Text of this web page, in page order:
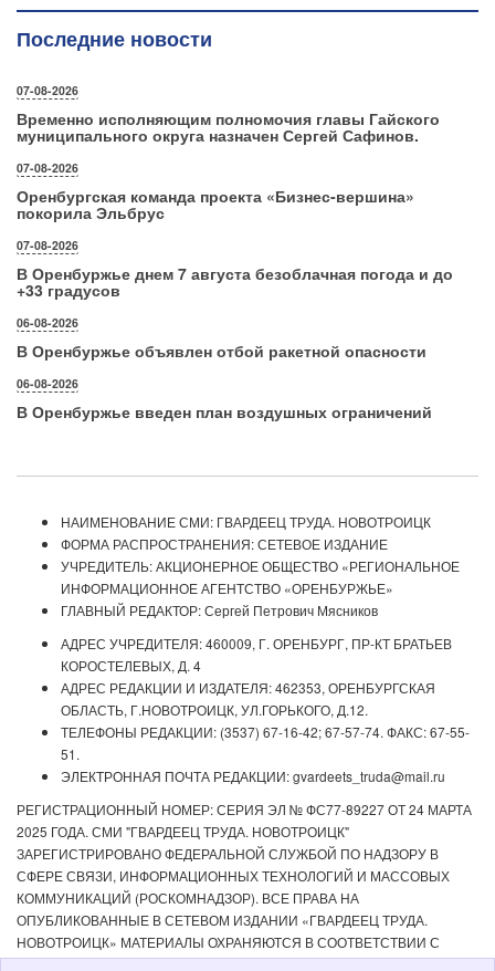
Последние новости
07-08-2026
Временно исполняющим полномочия главы Гайского
муниципального округа назначен Сергей Сафинов.
07-08-2026
Оренбургская команда проекта «Бизнес‑вершина»
покорила Эльбрус
07-08-2026
В Оренбуржье днем 7 августа безоблачная погода и до
+33 градусов
06-08-2026
В Оренбуржье объявлен отбой ракетной опасности
06-08-2026
В Оренбуржье введен план воздушных ограничений
НАИМЕНОВАНИЕ СМИ: ГВАРДЕЕЦ ТРУДА. НОВОТРОИЦК
ФОРМА РАСПРОСТРАНЕНИЯ: СЕТЕВОЕ ИЗДАНИЕ
УЧРЕДИТЕЛЬ: АКЦИОНЕРНОЕ ОБЩЕСТВО «РЕГИОНАЛЬНОЕ
ИНФОРМАЦИОННОЕ АГЕНТСТВО «ОРЕНБУРЖЬЕ»
ГЛАВНЫЙ РЕДАКТОР: Сергей Петрович Мясников
АДРЕС УЧРЕДИТЕЛЯ: 460009, Г. ОРЕНБУРГ, ПР-КТ БРАТЬЕВ
КОРОСТЕЛЕВЫХ, Д. 4
АДРЕС РЕДАКЦИИ И ИЗДАТЕЛЯ: 462353, ОРЕНБУРГСКАЯ
ОБЛАСТЬ, Г.НОВОТРОИЦК, УЛ.ГОРЬКОГО, Д.12.
ТЕЛЕФОНЫ РЕДАКЦИИ: (3537) 67-16-42; 67-57-74. ФАКС: 67-55-
51.
ЭЛЕКТРОННАЯ ПОЧТА РЕДАКЦИИ: gvardeets_truda@mail.ru
РЕГИСТРАЦИОННЫЙ НОМЕР: СЕРИЯ ЭЛ № ФС77-89227 ОТ 24 МАРТА
2025 ГОДА. СМИ "ГВАРДЕЕЦ ТРУДА. НОВОТРОИЦК"
ЗАРЕГИСТРИРОВАНО ФЕДЕРАЛЬНОЙ СЛУЖБОЙ ПО НАДЗОРУ В
СФЕРЕ СВЯЗИ, ИНФОРМАЦИОННЫХ ТЕХНОЛОГИЙ И МАССОВЫХ
КОММУНИКАЦИЙ (РОСКОМНАДЗОР). ВСЕ ПРАВА НА
ОПУБЛИКОВАННЫЕ В СЕТЕВОМ ИЗДАНИИ «ГВАРДЕЕЦ ТРУДА.
НОВОТРОИЦК» МАТЕРИАЛЫ ОХРАНЯЮТСЯ В СООТВЕТСТВИИ С
ЗАКОНОДАТЕЛЬСТВОМ РФ. ЛЮБОЕ ИСПОЛЬЗОВАНИЕ МАТЕРИАЛОВ